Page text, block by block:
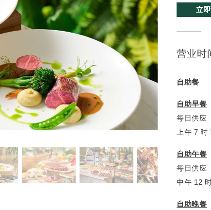
立
营业时
自助餐
自助早餐
每日供应
上午 7
自助午餐
每日供应
中午 12
自助晚餐